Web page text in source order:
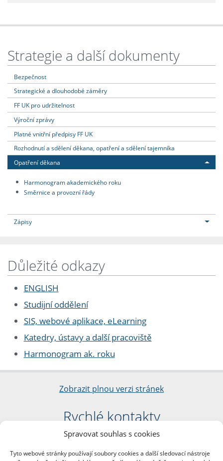
Spravovat souhlas s cookies
Tyto webové stránky používají soubory cookies a další sledovací nástroje
Strategie a další dokumenty
Bezpečnost
Strategické a dlouhodobé záměry
FF UK pro udržitelnost
Výroční zprávy
Platné vnitřní předpisy FF UK
Rozhodnutí a sdělení děkana, opatření a sdělení tajemníka
Opatření děkana
Harmonogram akademického roku
Směrnice a provozní řády
Zápisy
Důležité odkazy
ENGLISH
Studijní oddělení
SIS, webové aplikace, eLearning
Katedry, ústavy a další pracoviště
Harmonogram ak. roku
Zobrazit plnou verzi stránek
Rychlé kontakty
Filozofická fakulta
nám. Jana Palacha 1/2